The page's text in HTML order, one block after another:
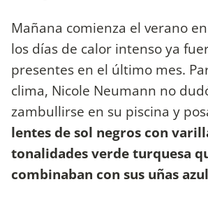
Mañana comienza el verano
los días de calor intenso ya
presentes en el último mes.
clima, Nicole Neumann no
zambullirse en su piscina y
lentes de sol negros con
tonalidades verde turquesa
combinaban con sus uñas